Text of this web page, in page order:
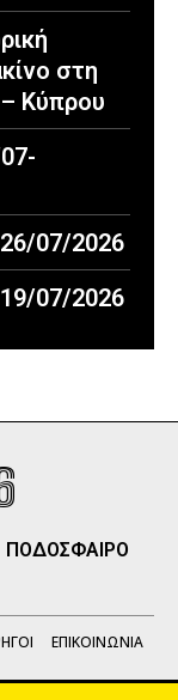
στη
Κύπρου
07/2026
07/2026
ΠΟΔΟΣΦΑΙΡΟ
ΕΠΙΚΟΙΝΩΝΙΑ